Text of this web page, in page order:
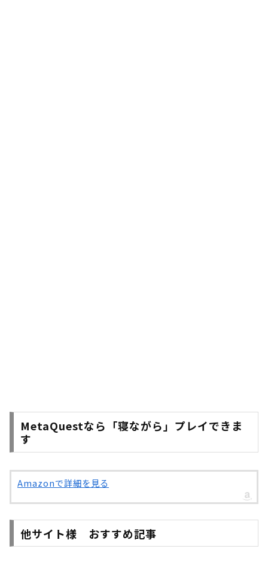
MetaQuestなら「寝ながら」プレイできま
す
Amazonで詳細を見る
他サイト様 おすすめ記事